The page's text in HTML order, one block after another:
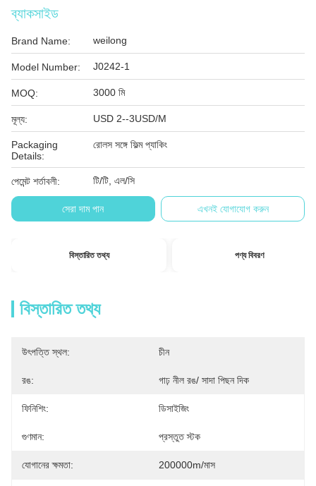
ব্যাকসাইড
Brand Name: weilong
Model Number: J0242-1
MOQ: 3000 মি
মূল্য: USD 2--3USD/M
Packaging
Details:
রোলস সঙ্গে ফিল্ম প্যাকিং
পেমেন্ট শর্তাবলী: টি/টি, এল/সি
সেরা দাম পান এখনই যোগাযোগ করুন
বিস্তারিত তথ্য পণ্য বিবরণ
বিস্তারিত তথ্য
উৎপত্তি স্থল: চীন
রঙ: গাঢ় নীল রঙ/ সাদা পিছন দিক
ফিনিশিং: ডিসাইজিং
গুণমান: প্রস্তুত স্টক
যোগানের ক্ষমতা: 200000m/মাস